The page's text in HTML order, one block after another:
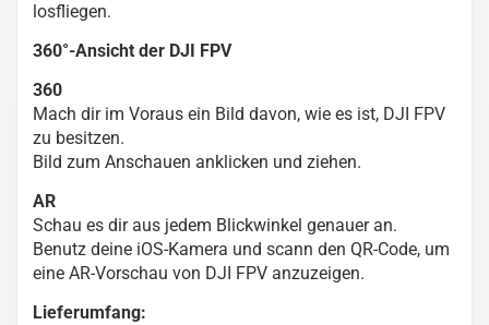
losfliegen.
360°-Ansicht der DJI FPV
360
Mach dir im Voraus ein Bild davon, wie es ist, DJI FPV
zu besitzen.
Bild zum Anschauen anklicken und ziehen.
AR
Schau es dir aus jedem Blickwinkel genauer an.
Benutz deine iOS-Kamera und scann den QR-Code, um
eine AR-Vorschau von DJI FPV anzuzeigen.
Lieferumfang: